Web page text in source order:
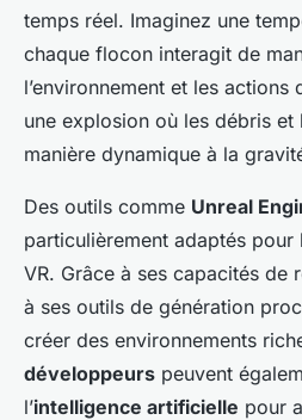
temps réel. Imaginez une
chaque flocon interagit de
l’environnement et les actions
une explosion où les débris et
manière dynamique à la
Des outils comme Unreal
particulièrement adaptés
VR. Grâce à ses capacités de
à ses outils de génération
créer des environnements
développeurs peuvent
l’intelligence artificielle pour